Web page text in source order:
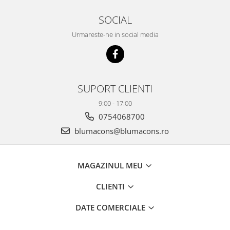
SOCIAL
Urmareste-ne in social media
SUPORT CLIENTI
9:00 - 17:00
0754068700
blumacons@blumacons.ro
MAGAZINUL MEU
CLIENTI
DATE COMERCIALE